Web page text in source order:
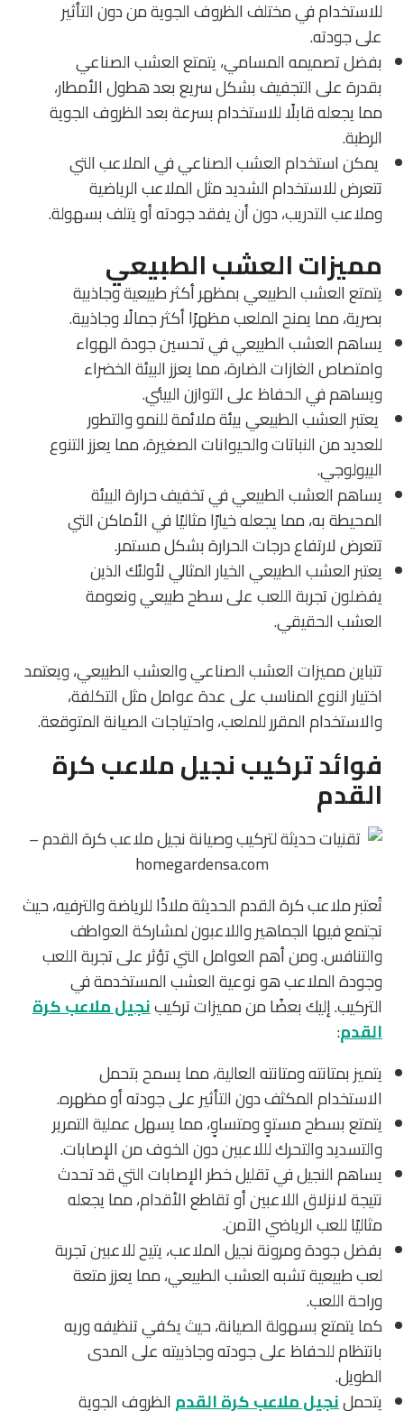
للاستخدام في مختلف الظروف الجوية من دون التأثير
على جودته.
بفضل تصميمه المسامي، يتمتع العشب الصناعي
بقدرة على التجفيف بشكل سريع بعد هطول الأمطار،
مما يجعله قابلًا للاستخدام بسرعة بعد الظروف الجوية
الرطبة.
يمكن استخدام العشب الصناعي في الملاعب التي
تتعرض للاستخدام الشديد مثل الملاعب الرياضية
وملاعب التدريب، دون أن يفقد جودته أو يتلف بسهولة.
مميزات العشب الطبيعي
يتمتع العشب الطبيعي بمظهر أكثر طبيعية وجاذبية
بصرية، مما يمنح الملعب مظهرًا أكثر جمالًا وجاذبية.
يساهم العشب الطبيعي في تحسين جودة الهواء
وامتصاص الغازات الضارة، مما يعزز البيئة الخضراء
ويساهم في الحفاظ على التوازن البيئي.
يعتبر العشب الطبيعي بيئة ملائمة للنمو والتطور
للعديد من النباتات والحيوانات الصغيرة، مما يعزز التنوع
البيولوجي.
يساهم العشب الطبيعي في تخفيف حرارة البيئة
المحيطة به، مما يجعله خيارًا مثاليًا في الأماكن التي
تتعرض لارتفاع درجات الحرارة بشكل مستمر.
يعتبر العشب الطبيعي الخيار المثالي لأولئك الذين
يفضلون تجربة اللعب على سطح طبيعي ونعومة
العشب الحقيقي.
تتباين مميزات العشب الصناعي والعشب الطبيعي، ويعتمد
اختيار النوع المناسب على عدة عوامل مثل التكلفة،
والاستخدام المقرر للملعب، واحتياجات الصيانة المتوقعة.
فوائد تركيب نجيل ملاعب كرة
القدم
تُعتبر ملاعب كرة القدم الحديثة ملاذًا للرياضة والترفيه، حيث
تجتمع فيها الجماهير واللاعبون لمشاركة العواطف
والتنافس. ومن أهم العوامل التي تؤثر على تجربة اللعب
وجودة الملاعب هو نوعية العشب المستخدمة في
التركيب. إليك بعضًا من مميزات تركيبنجيل ملاعب كرة
القدم:
يتميز بمتانته ومتانته العالية، مما يسمح بتحمل
الاستخدام المكثف دون التأثير على جودته أو مظهره.
يتمتع بسطح مستوٍ ومتساوٍ، مما يسهل عملية التمرير
والتسديد والتحرك لللاعبين دون الخوف من الإصابات.
يساهم النجيل في تقليل خطر الإصابات التي قد تحدث
نتيجة لانزلاق اللاعبين أو تقاطع الأقدام، مما يجعله
مثاليًا للعب الرياضي الآمن.
بفضل جودة ومرونة نجيل الملاعب، يتيح للاعبين تجربة
لعب طبيعية تشبه العشب الطبيعي، مما يعزز متعة
وراحة اللعب.
كما يتمتع بسهولة الصيانة، حيث يكفي تنظيفه وريه
بانتظام للحفاظ على جودته وجاذبيته على المدى
الطويل.
يتحملنجيل ملاعب كرة القدم الظروف الجوية